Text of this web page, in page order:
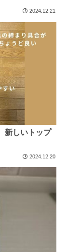
2024.12.21
新しいトップ
2024.12.20